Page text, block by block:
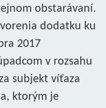
obstarávaní.
dodatku ku
2017
v rozsahu
subjekt víťaza
ktorým je